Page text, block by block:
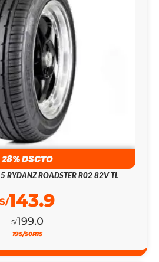
28% DSCTO
RYDANZ ROADSTER R02 82V TL
S/199.0
S/143.9
195/50R15